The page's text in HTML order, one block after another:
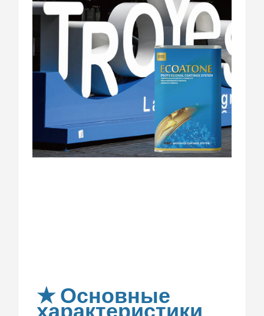
★ Основные